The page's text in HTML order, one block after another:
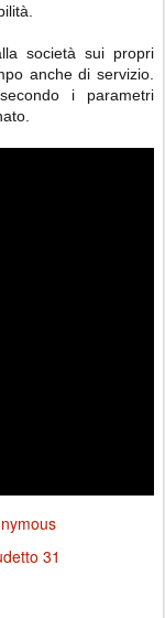
società sui propri
anche di servizio.
i parametri
31